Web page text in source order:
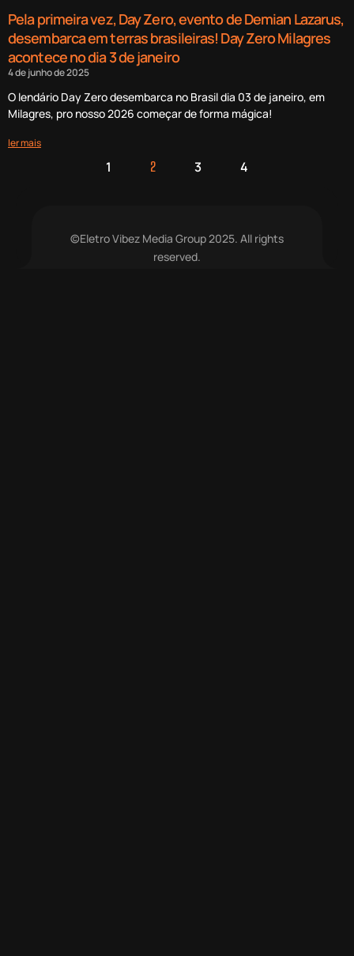
Pela primeira vez, Day Zero, evento de Demian Lazarus,
desembarca em terras brasileiras! Day Zero Milagres
acontece no dia 3 de janeiro
4 de junho de 2025
O lendário Day Zero desembarca no Brasil dia 03 de janeiro, em
Milagres, pro nosso 2026 começar de forma mágica!
ler mais
1 2 3 4
©Eletro Vibez Media Group 2025. All rights
reserved.